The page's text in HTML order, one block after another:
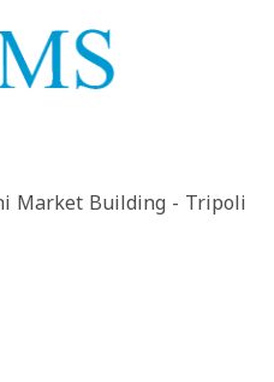
Market Building - Tripoli